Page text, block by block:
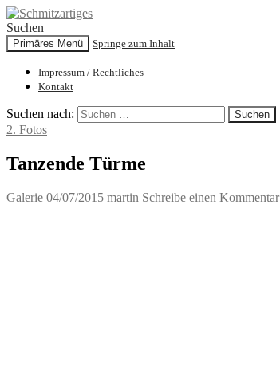
Schmitzartiges
Suchen
Primäres Menü Springe zum Inhalt
Impressum / Rechtliches
Kontakt
Suchen nach:
2. Fotos
Tanzende Türme
Galerie 04/07/2015 martin Schreibe einen Kommentar